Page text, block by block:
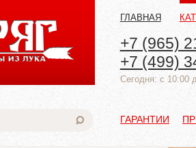
ГЛАВНАЯ
+7 (965)
+7 (499)
Cегодня: с 10:00
ГАРАНТИИ